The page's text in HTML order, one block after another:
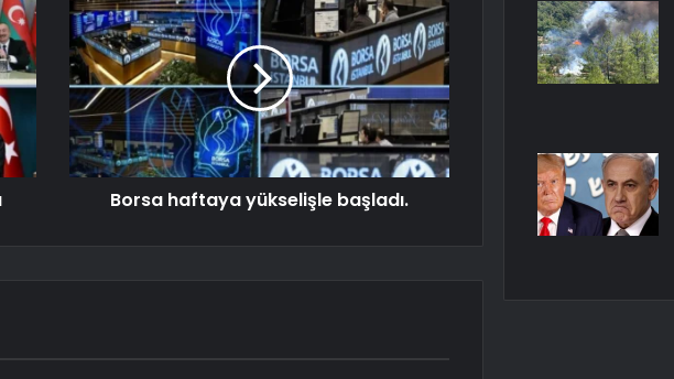
Borsa haftaya yükselişle başladı.